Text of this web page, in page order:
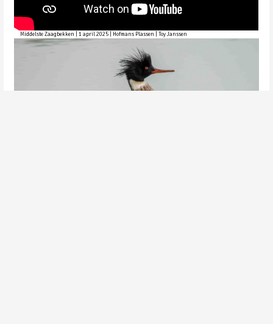
Middelste Zaagbekken | 1 april 2025 | Hofmans Plassen | Toy Janssen